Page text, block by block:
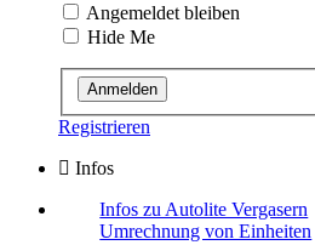
Angemeldet bleiben
Hide Me
Registrieren
Infos
Infos zu Autolite Vergasern
Umrechnung von Einheiten